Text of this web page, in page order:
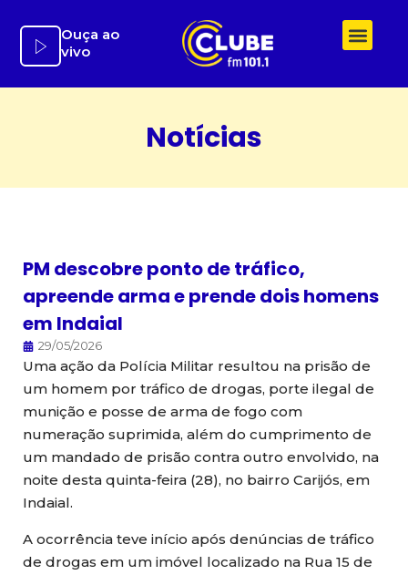
para
Ouça ao
vivo
Notícias
PM descobre ponto de tráfico,
apreende arma e prende dois homens
em Indaial
29/05/2026
Uma ação da Polícia Militar resultou na prisão de
um homem por tráfico de drogas, porte ilegal de
munição e posse de arma de fogo com
numeração suprimida, além do cumprimento de
um mandado de prisão contra outro envolvido, na
noite desta quinta-feira (28), no bairro Carijós, em
Indaial.
A ocorrência teve início após denúncias de tráfico
de drogas em um imóvel localizado na Rua 15 de